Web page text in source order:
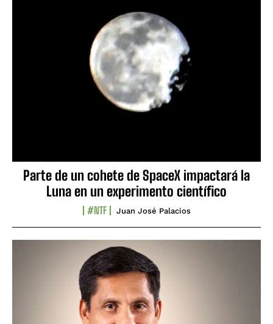
Parte de un cohete de SpaceX impactará la
Luna en un experimento científico
#NTF Juan José Palacios